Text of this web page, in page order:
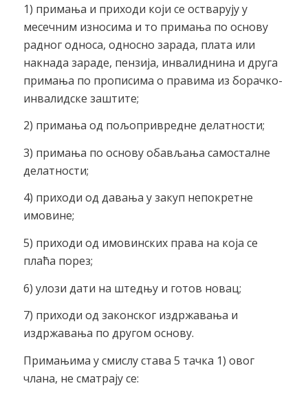
1) примања и приходи који се остварују у
месечним износима и то примања по основу
радног односа, односно зарада, плата или
накнада зараде, пензија, инвалиднина и друга
примања по прописима о правима из борачко-
инвалидске заштите;
2) примања од пољопривредне делатности;
3) примања по основу обављања самосталне
делатности;
4) приходи од давања у закуп непокретне
имовине;
5) приходи од имовинских права на која се
плаћа порез;
6) улози дати на штедњу и готов новац;
7) приходи од законског издржавања и
издржавања по другом основу.
Примањима у смислу става 5 тачка 1) овог
члана, не сматрају се: